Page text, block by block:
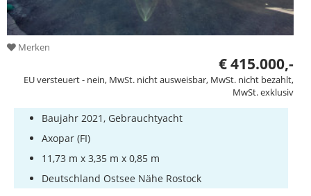
Merken
€ 415.000,-
EU versteuert - nein, MwSt. nicht ausweisbar, MwSt. nicht bezahlt,
MwSt. exklusiv
Baujahr 2021, Gebrauchtyacht
Axopar (FI)
11,73 m x 3,35 m x 0,85 m
Deutschland Ostsee Nähe Rostock